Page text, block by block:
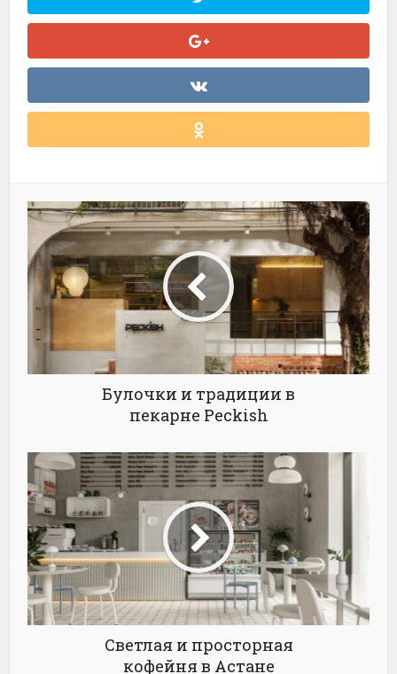
Булочки и традиции в
пекарне Peckish
Светлая и просторная
кофейня в Астане